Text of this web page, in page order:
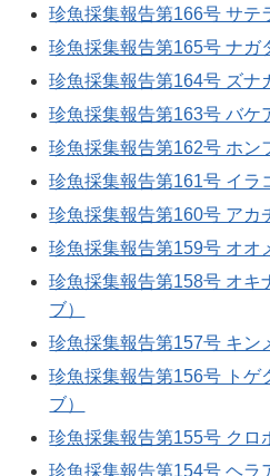
珍魚採集報告第166号 サテ
珍魚採集報告第165号 ナガ
珍魚採集報告第164号 ズナ
珍魚採集報告第163号 バケ
珍魚採集報告第162号 ホン
珍魚採集報告第161号 イラ
珍魚採集報告第160号 アカ
珍魚採集報告第159号 オオ
珍魚採集報告第158号 オキ
ブ）
珍魚採集報告第157号 キン
珍魚採集報告第156号 トゲ
ブ）
珍魚採集報告第155号 クロ
珍魚採集報告第154号 ヘラ